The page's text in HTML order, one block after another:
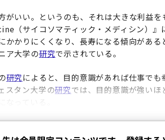
がいい。というのも、それは大きな利益
（サイコソマティック・メディシン）』
かかりにくくなり、長寿になる傾向がある
ア大学の研究で示されている。
研究によると、目的意識があれば仕事で
スタン大学の研究では、目的意識が強い